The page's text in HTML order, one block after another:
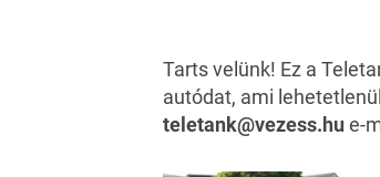
Tarts velünk! Ez a
autódat, ami
teletank@vezess.hu e-